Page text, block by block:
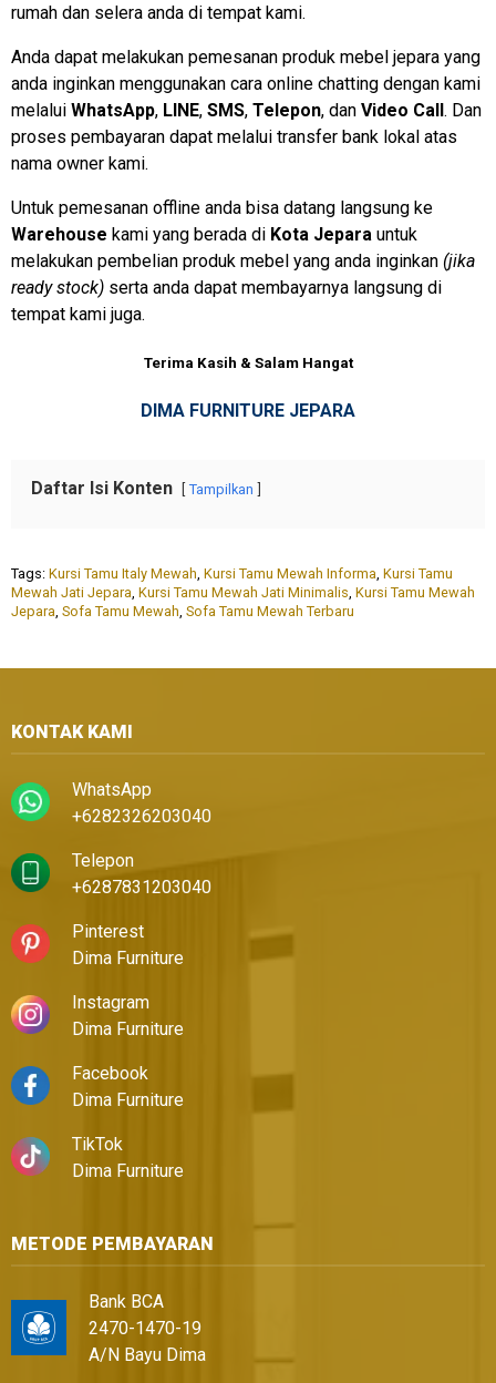
rumah dan selera anda di tempat kami.
Anda dapat melakukan pemesanan produk mebel jepara yang
anda inginkan menggunakan cara online chatting dengan kami
melalui WhatsApp, LINE, SMS, Telepon, dan Video Call. Dan
proses pembayaran dapat melalui transfer bank lokal atas
nama owner kami.
Untuk pemesanan offline anda bisa datang langsung ke
Warehouse kami yang berada di Kota Jepara untuk
melakukan pembelian produk mebel yang anda inginkan (jika
ready stock) serta anda dapat membayarnya langsung di
tempat kami juga.
Terima Kasih & Salam Hangat
DIMA FURNITURE JEPARA
Daftar Isi Konten Tampilkan
Tags: Kursi Tamu Italy Mewah Kursi Tamu Mewah Informa Kursi Tamu
Mewah Jati Jepara Kursi Tamu Mewah Jati Minimalis Kursi Tamu Mewah
Jepara Sofa Tamu Mewah Sofa Tamu Mewah Terbaru
KONTAK KAMI
WhatsApp
+6282326203040
Telepon
+6287831203040
Pinterest
Dima Furniture
Instagram
Dima Furniture
Facebook
Dima Furniture
TikTok
Dima Furniture
METODE PEMBAYARAN
Bank BCA
2470-1470-19
A/N Bayu Dima